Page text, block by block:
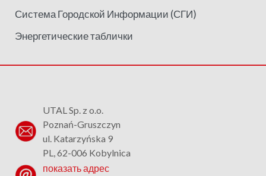
Система Городской Информации (СГИ)
Энергетические таблички
UTAL Sp. z o.o.
Poznań-Gruszczyn
ul. Katarzyńska 9
PL, 62-006 Kobylnica
показать адрес